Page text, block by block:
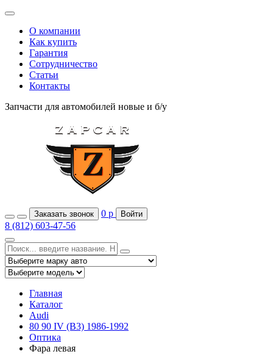
О компании
Как купить
Гарантия
Сотрудничество
Статьи
Контакты
Запчасти для автомобилей новые и б/у
Заказать звонок 0 р Войти
8 (812) 603-47-56
Главная
Каталог
Audi
80 90 IV (B3) 1986-1992
Оптика
Фара левая